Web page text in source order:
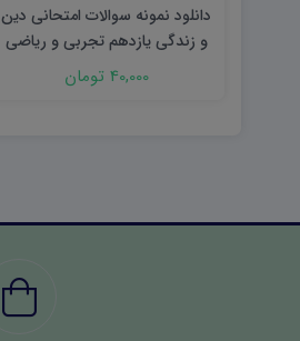
دانلود نمونه سوالات امتحانی دین
و زندگی یازدهم تجربی و ریاضی
شهریور ۱۴۰۳ word
40,000 تومان